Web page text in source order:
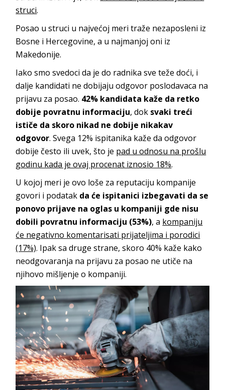
struci.
Posao u struci u najvećoj meri traže nezaposleni iz
Bosne i Hercegovine, a u najmanjoj oni iz
Makedonije.
Iako smo svedoci da je do radnika sve teže doći, i
dalje kandidati ne dobijaju odgovor poslodavaca na
prijavu za posao. 42% kandidata kaže da retko
dobije povratnu informaciju, dok svaki treći
ističe da skoro nikad ne dobije nikakav
odgovor. Svega 12% ispitanika kaže da odgovor
dobije često ili uvek, što je pad u odnosu na prošlu
godinu kada je ovaj procenat iznosio 18%.
U kojoj meri je ovo loše za reputaciju kompanije
govori i podatak da će ispitanici izbegavati da se
ponovo prijave na oglas u kompaniji gde nisu
dobili povratnu informaciju (53%), a kompaniju
će negativno komentarisati prijateljima i porodici
(17%). Ipak sa druge strane, skoro 40% kaže kako
neodgovaranja na prijavu za posao ne utiče na
njihovo mišljenje o kompaniji.